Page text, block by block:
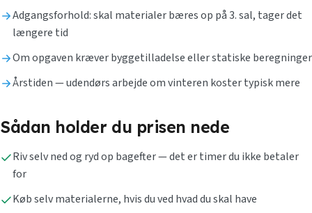
Adgangsforhold: skal materialer bæres op på 3. sal, tager det
længere tid
Om opgaven kræver byggetilladelse eller statiske beregninger
Årstiden — udendørs arbejde om vinteren koster typisk mere
Sådan holder du prisen nede
Riv selv ned og ryd op bagefter — det er timer du ikke betaler
for
Køb selv materialerne, hvis du ved hvad du skal have